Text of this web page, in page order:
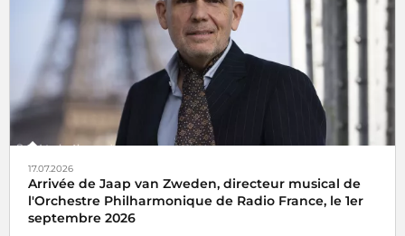
17.07.2026
Arrivée de Jaap van Zweden, directeur musical de
l'Orchestre Philharmonique de Radio France, le 1er
septembre 2026